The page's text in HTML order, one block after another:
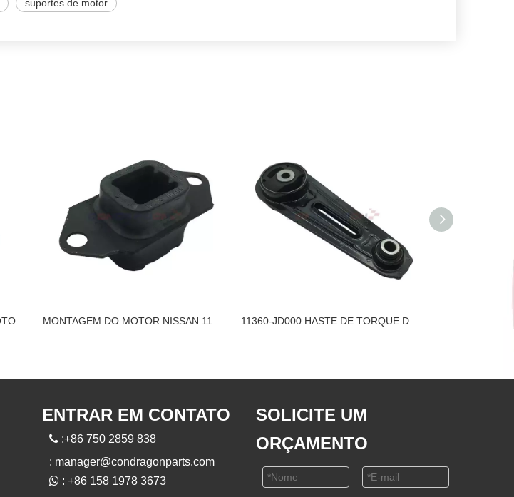
suportes de motor
ENTRAR EM CONTATO
 :+86 750 2859 838
: manager@condragonparts.com
 : +86 158 1978 3673
SOLICITE UM
ORÇAMENTO